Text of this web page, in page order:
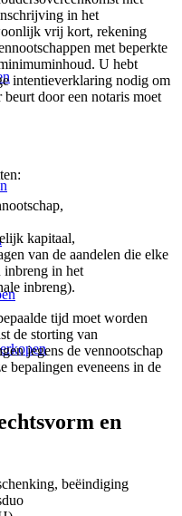
in het
vrij kort, rekening
met beperkte
U hebt
intentieverklaring nodig om
door een notaris moet
kapitaal,
van de aandelen die elke
inbreng in het
inbreng).
tijd moet worden
de storting van
jegens de vennootschap
bepalingen eveneens in de
en
beëindiging